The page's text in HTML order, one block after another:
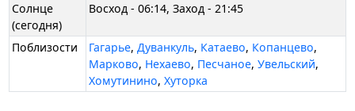
Солнце
(сегодня)
Восход - 06:14, Заход - 21:45
Поблизости Гагарье,Дуванкуль, Катаево, Копанцево,
Марково, Нехаево, Песчаное,Увельский,
Хомутинино,Хуторка